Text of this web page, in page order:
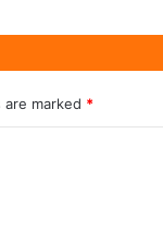
are marked *